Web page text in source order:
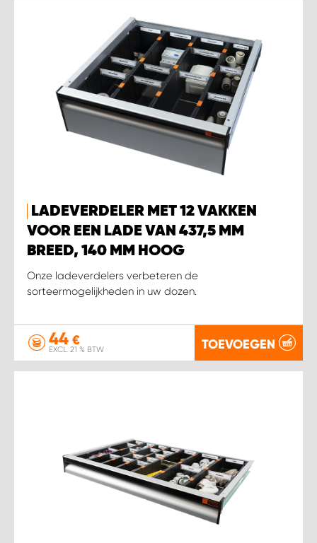
LADEVERDELER MET 12 VAKKEN
VOOR EEN LADE VAN 437,5 MM
BREED, 140 MM HOOG
Onze ladeverdelers verbeteren de
sorteermogelijkheden in uw dozen.
44 €
EXCL. 21 % BTW TOEVOEGEN